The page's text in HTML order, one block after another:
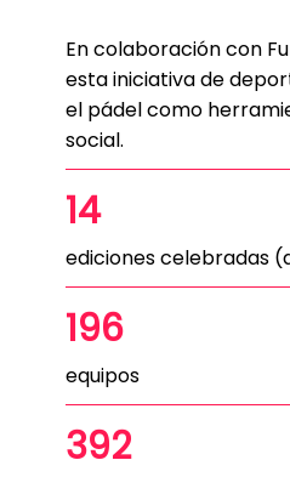
En colaboración con
esta iniciativa de
el pádel como
social.
14
ediciones celebradas
196
equipos
392